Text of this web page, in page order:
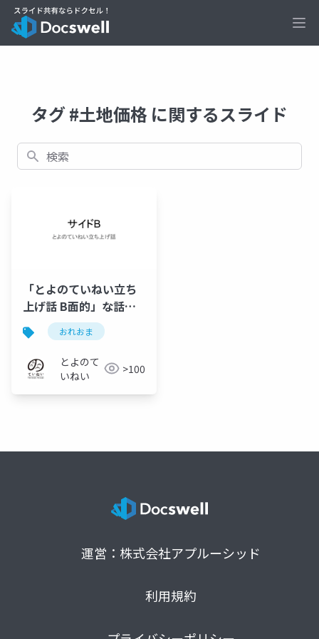
タグ #土地価格 に関するスライド
検索
「とよのていねい立ち
上げ話 B面的」な話
（宇都宮 正宗）
おれおま
とよのて
いねい
>100
運営：株式会社アプルーシッド
利用規約